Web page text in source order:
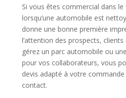
Si vous êtes commercial dans
lorsqu’une automobile est
donne une bonne première
l’attention des prospects,
gérez un parc automobile ou
pour vos collaborateurs, vous
devis adapté à votre
contact.